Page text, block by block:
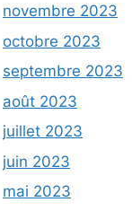
novembre 2023
octobre 2023
septembre 2023
août 2023
juillet 2023
juin 2023
mai 2023